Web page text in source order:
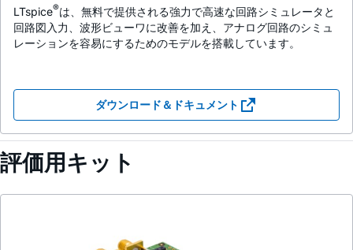
LTspice®は、無料で提供される強力で高速な回路シミュレータと
回路図入力、波形ビューワに改善を加え、アナログ回路のシミュ
レーションを容易にするためのモデルを搭載しています。
ダウンロード＆ドキュメント
評価用キット